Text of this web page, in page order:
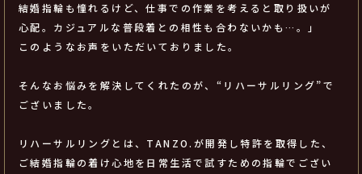
結婚指輪も憧れるけど、仕事での作業を考えると取り扱いが
心配。カジュアルな普段着との相性も合わないかも…。｣
このようなお声をいただいておりました。
そんなお悩みを解決してくれたのが、“リハーサルリング”で
ございました。
リハーサルリングとは、TANZO.が開発し特許を取得した、
ご結婚指輪の着け心地を日常生活で試すための指輪でござい